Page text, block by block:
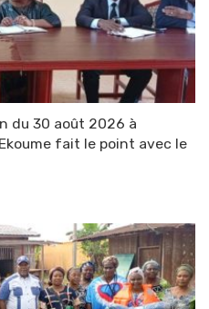
du 30 août 2026 à
fait le point avec le